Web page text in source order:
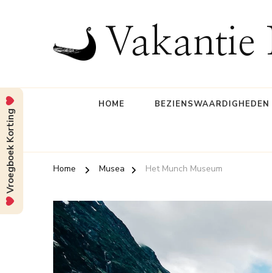
Vakantie
HOME BEZIENSWAARDIGHEDEN
Home Musea Het Munch Museum
Vroegboek Korting